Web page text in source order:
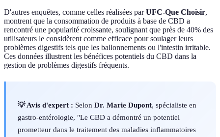
D'autres enquêtes, comme celles réalisées parUFC-Que Choisir,
montrent que la consommation de produits à base de CBD a
rencontré une popularité croissante, soulignant que près de 40% des
utilisateurs le considèrent comme efficace pour soulager leurs
problèmes digestifs tels que les ballonnements ou l'intestin irritable.
Ces données illustrent les bénéfices potentiels du CBD dans la
gestion de problèmes digestifs fréquents.
💡 Avis d'expert : Selon Dr. Marie Dupont, spécialiste en
gastro-entérologie, "Le CBD a démontré un potentiel
prometteur dans le traitement des maladies inflammatoires